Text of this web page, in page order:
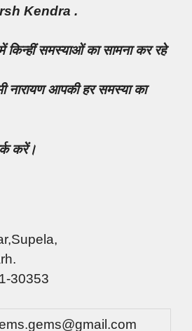
Kendra .
समस्याओं का सामना कर रहे
नारायण आपकी हर समस्या का
करें।
30353